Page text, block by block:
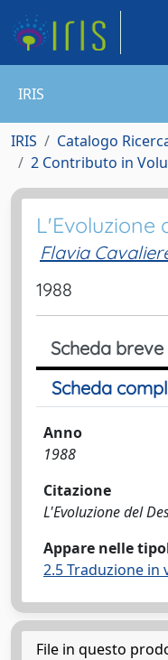
IRIS
IRIS
Catalogo
2 Contributo in
L'Evoluzione
Flavia
1988
Scheda breve
Scheda
Anno
1988
Citazione
L'Evoluzione del
Appare nelle
2.5 Traduzione in
File in questo